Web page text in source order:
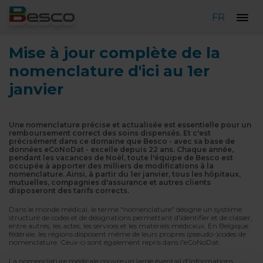
FR
Mise à jour complète de la
nomenclature d'ici au 1er
janvier
Une nomenclature précise et actualisée est essentielle pour un
remboursement correct des soins dispensés. Et c'est
précisément dans ce domaine que Besco - avec sa base de
données eCoNoDat - excelle depuis 22 ans. Chaque année,
pendant les vacances de Noël, toute l'équipe de Besco est
occupée à apporter des milliers de modifications à la
nomenclature. Ainsi, à partir du 1er janvier, tous les hôpitaux,
mutuelles, compagnies d'assurance et autres clients
disposeront des tarifs corrects.
Dans le monde médical, le terme "nomenclature" désigne un système
structuré de codes et de désignations permettant d'identifier et de classer,
entre autres, les actes, les services et les matériels médicaux. En Belgique
fédérale, les régions disposent même de leurs propres (pseudo-)codes de
nomenclature. Ceux-ci sont également repris dans l'eCoNoDat.
La nomenclature médicale couvre un large éventail d'informations,